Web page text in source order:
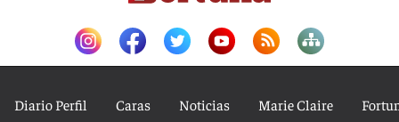
Diario Perfil Caras Noticias Marie Claire